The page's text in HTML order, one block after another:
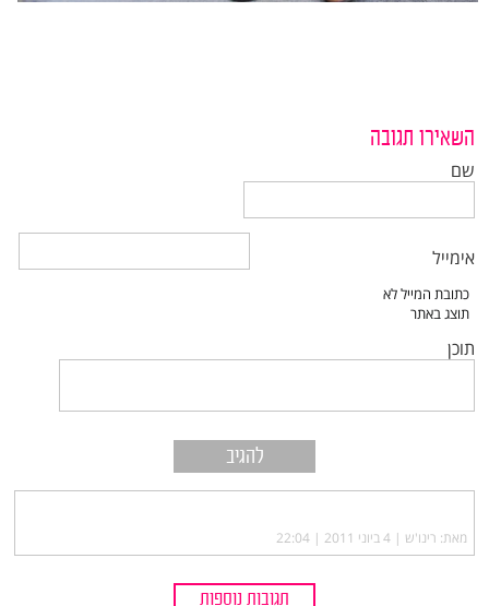
השאירו תגובה
שם
אימייל
תוכן
מאת: רינו'ש |‏4 ביוני 2011 | 22:04
תגובות נוספות